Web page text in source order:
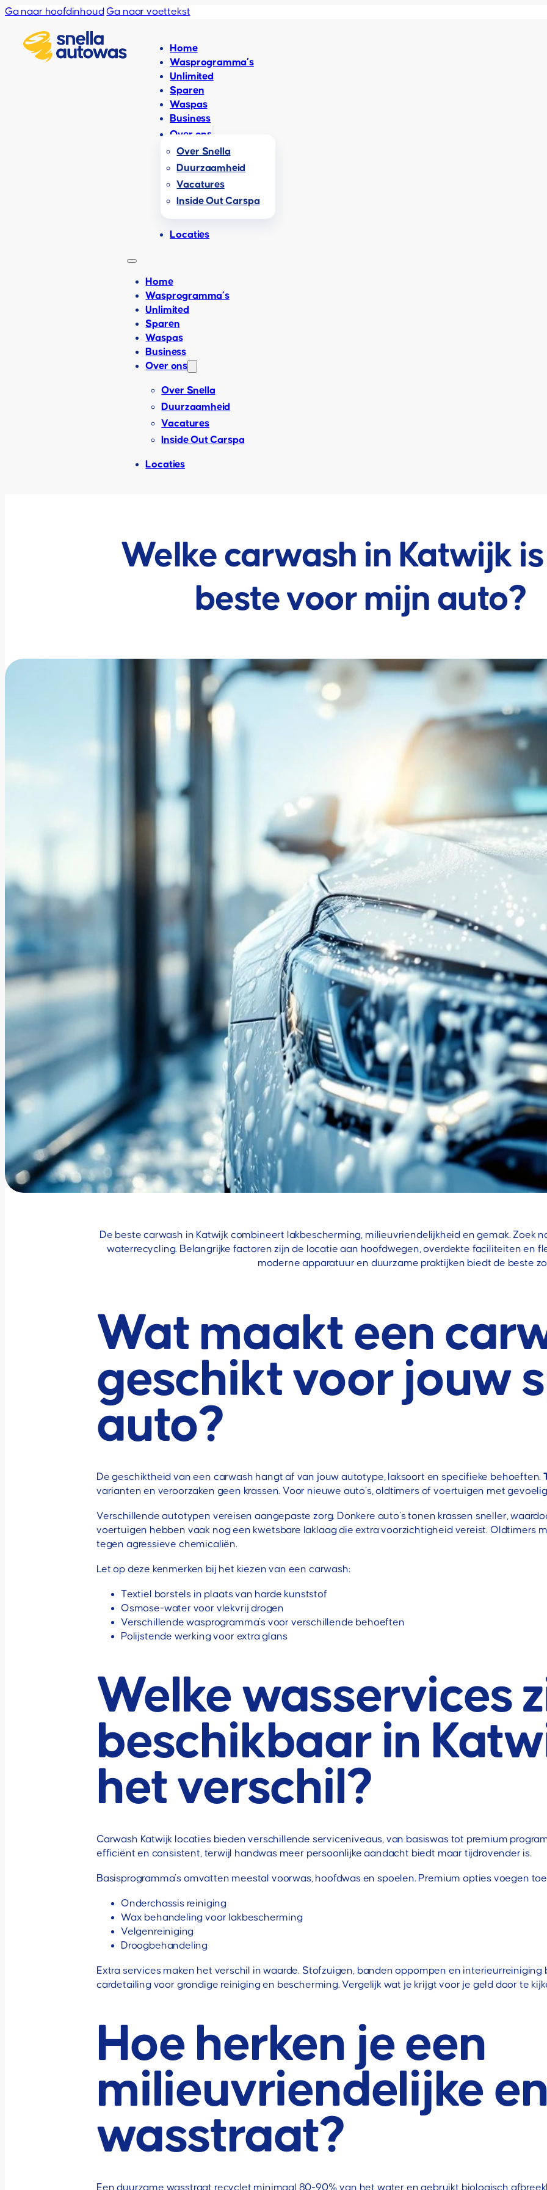
Ga naar hoofdinhoud Ga naar voettekst
Home
Wasprogramma’s
Unlimited
Sparen
Waspas
Business
Over ons
Over Snella
Duurzaamheid
Vacatures
Inside Out Carspa
Locaties
Home
Wasprogramma’s
Unlimited
Sparen
Waspas
Business
Over ons
Over Snella
Duurzaamheid
Vacatures
Inside Out Carspa
Locaties
Welke carwash in Katwijk
beste voor mijn auto?
De beste carwash in Katwijk combineert lakbescherming, milieuvriendelijkheid en gemak. Zoek
waterrecycling. Belangrijke factoren zijn de locatie aan hoofdwegen, overdekte faciliteiten en
moderne apparatuur en duurzame praktijken biedt de beste
Wat maakt een
geschikt voor jouw
auto?
De geschiktheid van een carwash hangt af van jouw autotype, laksoort en specifieke behoeften.
varianten en veroorzaken geen krassen. Voor nieuwe auto’s, oldtimers of voertuigen met
Verschillende autotypen vereisen aangepaste zorg. Donkere auto’s tonen krassen sneller,
voertuigen hebben vaak nog een kwetsbare laklaag die extra voorzichtigheid vereist. Oldtimers
tegen agressieve chemicaliën.
Let op deze kenmerken bij het kiezen van een carwash:
Textiel borstels in plaats van harde kunststof
Osmose-water voor vlekvrij drogen
Verschillende wasprogramma’s voor verschillende behoeften
Polijstende werking voor extra glans
Welke wasservices
beschikbaar in
het verschil?
Carwash Katwijk locaties bieden verschillende serviceniveaus, van basiswas tot premium
efficiënt en consistent, terwijl handwas meer persoonlijke aandacht biedt maar tijdrovender is.
Basisprogramma’s omvatten meestal voorwas, hoofdwas en spoelen. Premium opties voegen
Onderchassis reiniging
Wax behandeling voor lakbescherming
Velgenreiniging
Droogbehandeling
Extra services maken het verschil in waarde. Stofzuigen, banden oppompen en
cardetailing voor grondige reiniging en bescherming. Vergelijk wat je krijgt voor je geld door te
Hoe herken je een
milieuvriendelijke
wasstraat?